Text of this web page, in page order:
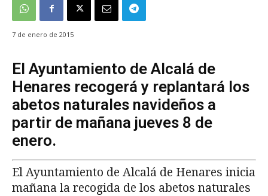
7 de enero de 2015
El Ayuntamiento de Alcalá de
Henares recogerá y replantará los
abetos naturales navideños a
partir de mañana jueves 8 de
enero.
El Ayuntamiento de Alcalá de Henares inicia
mañana la recogida de los abetos naturales